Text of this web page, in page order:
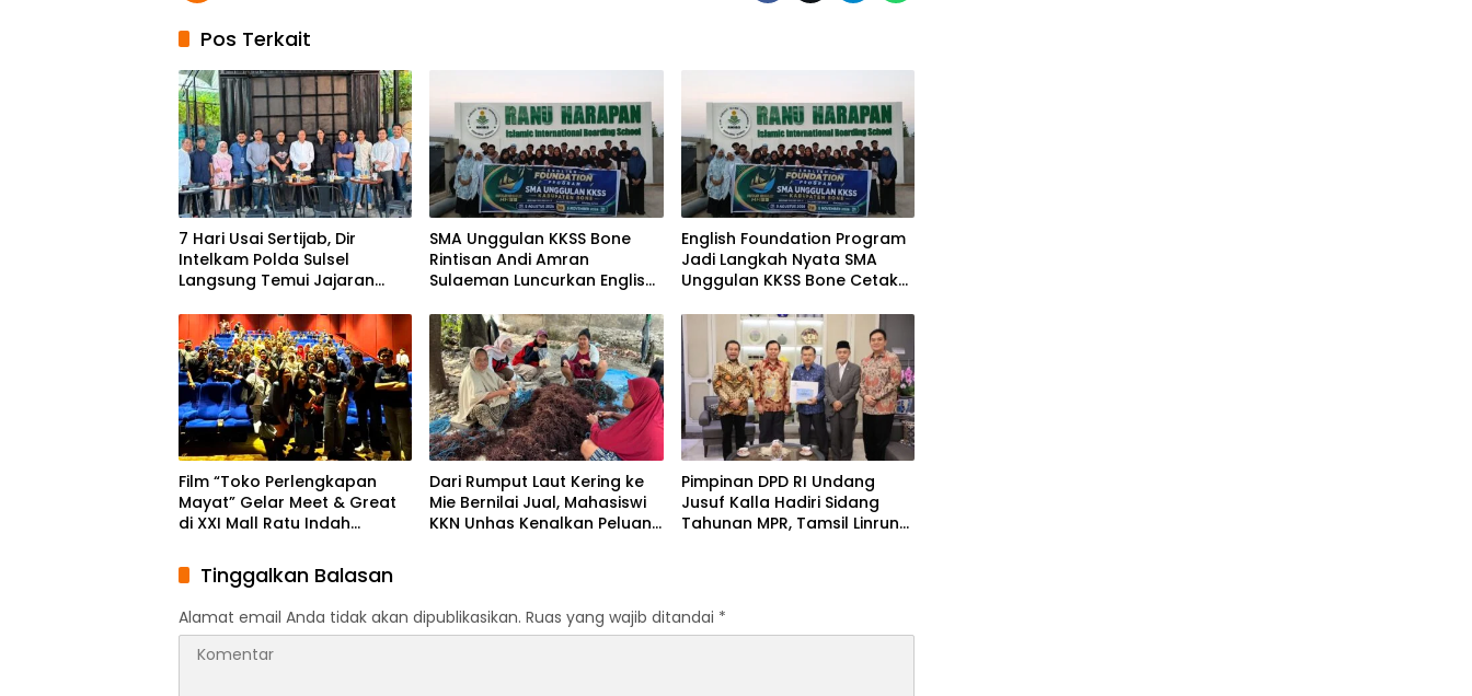
Pos Terkait
7 Hari Usai Sertijab, Dir
Intelkam Polda Sulsel
Langsung Temui Jajaran
SMA Unggulan KKSS Bone
Rintisan Andi Amran
Sulaeman Luncurkan English
English Foundation Program
Jadi Langkah Nyata SMA
Unggulan KKSS Bone Cetak
Global
Film “Toko Perlengkapan
Mayat” Gelar Meet & Great
di XXI Mall Ratu Indah
Dari Rumput Laut Kering ke
Mie Bernilai Jual, Mahasiswi
KKN Unhas Kenalkan Peluang
Pimpinan DPD RI Undang
Jusuf Kalla Hadiri Sidang
Tahunan MPR, Tamsil Linrung:
Tinggalkan Balasan
Alamat email Anda tidak akan dipublikasikan. Ruas yang wajib ditandai *